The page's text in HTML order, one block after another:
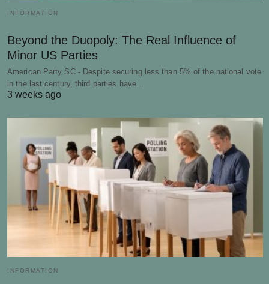
INFORMATION
Beyond the Duopoly: The Real Influence of
Minor US Parties
American Party SC - Despite securing less than 5% of the national vote
in the last century, third parties have…
3 weeks ago
INFORMATION